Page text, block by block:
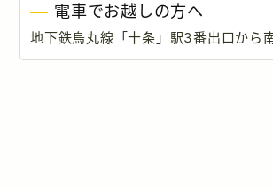
電車でお越しの方へ
地下鉄烏丸線「十条」駅3番出口から